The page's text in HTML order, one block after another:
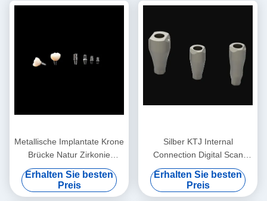
Metallische Implantate Krone
Brücke Natur Zirkonie
Vollkontur Krone Mit
Titanium Abutment
Erhalten Sie besten
Preis
Silber KTJ Internal
Connection Digital Scan
Körper für Implantate hohe
Präzision
Erhalten Sie besten
Preis